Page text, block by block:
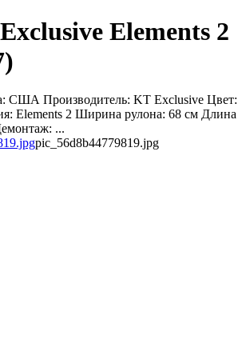
Elements 2
США Производитель: KT Exclusive Цвет:
Elements 2 Ширина рулона: 68 см Длина
...
pic_56d8b44779819.jpg